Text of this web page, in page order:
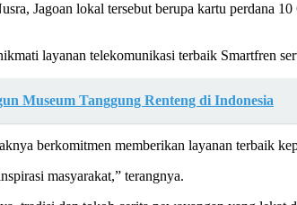
Jagoan lokal tersebut berupa kartu perdana
layanan telekomunikasi terbaik Smartfren
Museum Tanggung Renteng di Indonesia
berkomitmen memberikan layanan terbaik
masyarakat,” terangnya.